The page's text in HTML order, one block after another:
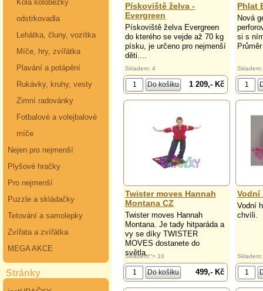
Kola koloběžky
odstrkovadla
Lehátka, čluny, vozítka
Míče, hry, zvířátka
Plavání a potápění
Rukávky, kruhy, vesty
Zimní radovánky
Fotbalové a volejbalové
míče
Nejen pro nejmenší
Plyšové hračky
Pro nejmenší
Puzzle a skládačky
Tetování a samolepky
Zvířata a zvířátka
MEGA AKCE
Stránky
Pískoviště želva -
Evergreen
Pískoviště želva Evergreen
do kterého se vejde až 70 kg
písku, je určeno pro nejmenší
děti....
Skladem: 4
1 209,- Kč
Phlat
Nová
si s
Twister moves Hannah
Montana CZ
Twister moves Hannah
Montana. Je tady hitparáda a
vy se díky TWISTER
MOVES dostanete do
světla...
Skladem: > 10
499,- Kč
Vodní
Vodní
chvíli.